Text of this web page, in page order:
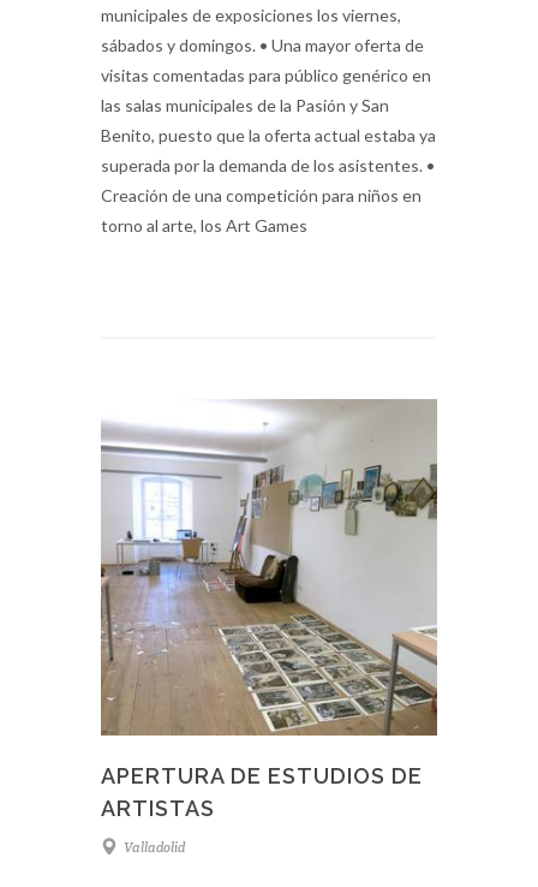
municipales de exposiciones los viernes,
sábados y domingos. • Una mayor oferta de
visitas comentadas para público genérico en
las salas municipales de la Pasión y San
Benito, puesto que la oferta actual estaba ya
superada por la demanda de los asistentes. •
Creación de una competición para niños en
torno al arte, los Art Games
APERTURA DE ESTUDIOS DE
ARTISTAS
Valladolid